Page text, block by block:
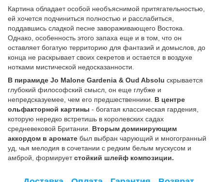
Картина обладает особой необъяснимой притягательностью,
ей хочется подчиниться полностью и расслабиться,
поддавшись сладкой песне завораживающего Востока.
Однако, особенность этого запаха еще и в том, что он
оставляет богатую территорию для фантазий и домыслов, до
конца не раскрывает своих секретов и остается в воздухе
нотками мистической недосказанности.
В пирамиде Jo Malone Gardenia & Oud Absolu скрывается
глубокий философский смысл, он еще глубже и
непредсказуемее, чем его предшественники.
В центре
ольфакторной картины - богатая классическая гардения,
которую нередко встретишь в королевских садах
средневековой Британии. Вторым доминирующим
аккордом в аромате был выбран чарующий и многогранный
уд, чья мелодия в сочетании с редким белым мускусом и
амброй, формируетстойкий шлейф композиции.